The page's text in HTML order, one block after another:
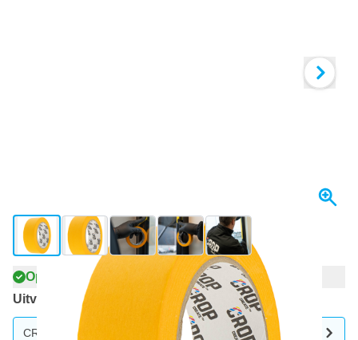
View larger imageView larger imageView larger imageView larger imageView larger image
Op voorraad
Uitvoering
CROP Washi Tape Oranje 36mm - per rol